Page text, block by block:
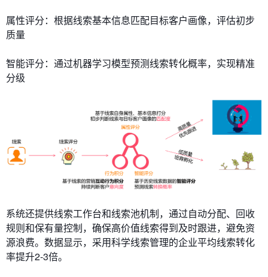
​​属性评分​​：根据线索基本信息匹配目标客户画像，评估初步
质量
​​智能评分​​：通过机器学习模型预测线索转化概率，实现精准
分级
系统还提供​​线索工作台​​和​​线索池​​机制，通过自动分配、回收
规则和保有量控制，确保高价值线索得到及时跟进，避免资
源浪费。数据显示，采用科学线索管理的企业平均线索转化
率提升2-3倍。